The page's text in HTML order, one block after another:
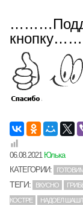
06.08.2021 Юлька
КАТЕГОРИИ:
ТЕГИ: ВКУСНО
КОСТРЕ НАДОЕЛ